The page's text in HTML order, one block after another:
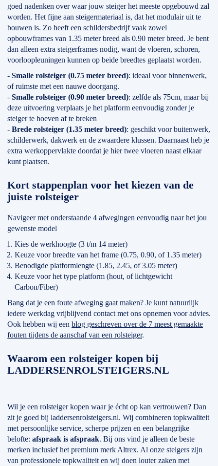
goed nadenken over waar jouw steiger het meeste opgebouwd zal
worden. Het fijne aan steigermateriaal is, dat het modulair uit te
bouwen is. Zo heeft een schildersbedrijf vaak zowel
opbouwframes van 1.35 meter breed als 0.90 meter breed. Je bent
dan alleen extra steigerframes nodig, want de vloeren, schoren,
voorloopleuningen kunnen op beide breedtes geplaatst worden.
- Smalle rolsteiger (0.75 meter breed): ideaal voor binnenwerk,
of ruimste met een nauwe doorgang.
- Smalle rolsteiger (0.90 meter breed): zelfde als 75cm, maar bij
deze uitvoering verplaats je het platform eenvoudig zonder je
steiger te hoeven af te breken
- Brede rolsteiger (1.35 meter breed): geschikt voor buitenwerk,
schilderwerk, dakwerk en de zwaardere klussen. Daarnaast heb je
extra werkoppervlakte doordat je hier twee vloeren naast elkaar
kunt plaatsen.
Kort stappenplan voor het kiezen van de
juiste rolsteiger
Navigeer met onderstaande 4 afwegingen eenvoudig naar het jou
gewenste model
Kies de werkhoogte (3 t/m 14 meter)
Keuze voor breedte van het frame (0.75, 0.90, of 1.35 meter)
Benodigde platformlengte (1.85, 2.45, of 3.05 meter)
Keuze voor het type platform (hout, of lichtgewicht
Carbon/Fiber)
Bang dat je een foute afweging gaat maken? Je kunt natuurlijk
iedere werkdag vrijblijvend contact met ons opnemen voor advies.
Ook hebben wij een blog geschreven over de 7 meest gemaakte
fouten tijdens de aanschaf van een rolsteiger.
Waarom een rolsteiger kopen bij
LADDERSENROLSTEIGERS.NL
Wil je een rolsteiger kopen waar je écht op kan vertrouwen? Dan
zit je goed bij laddersenrolsteigers.nl. Wij combineren topkwaliteit
met persoonlijke service, scherpe prijzen en een belangrijke
belofte: afspraak is afspraak. Bij ons vind je alleen de beste
merken inclusief het premium merk Altrex. Al onze steigers zijn
van professionele topkwaliteit en wij doen louter zaken met